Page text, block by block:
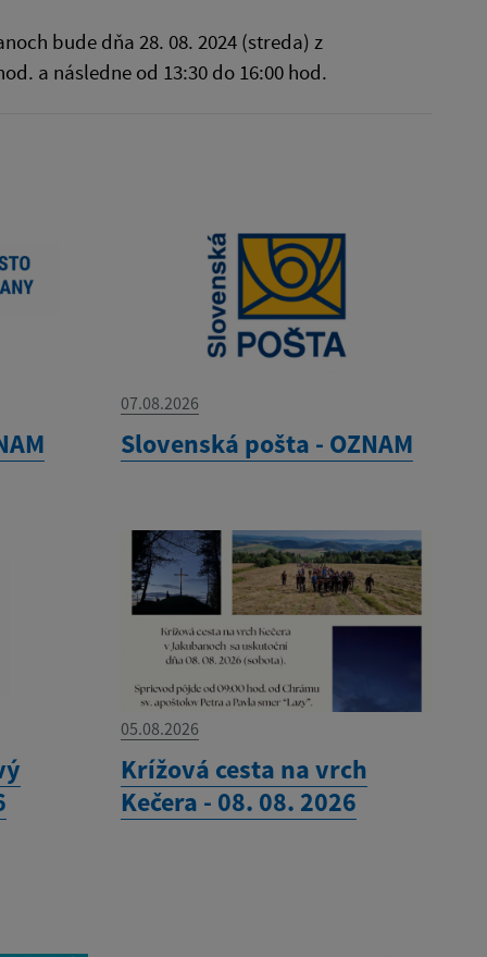
bude dňa 28. 08. 2024 (streda) z
a následne od 13:30 do 16:00 hod.
07.08.2026
Slovenská pošta - OZNAM
05.08.2026
Krížová cesta na vrch
Kečera - 08. 08. 2026